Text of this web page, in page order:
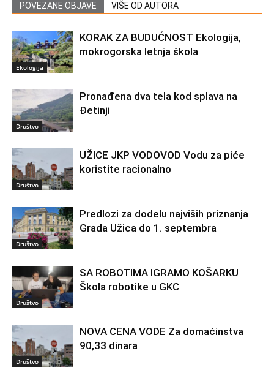
POVEZANE OBJAVE VIŠE OD AUTORA
Ekologija
KORAK ZA BUDUĆNOST Ekologija,
mokrogorska letnja škola
Društvo
Pronađena dva tela kod splava na
Đetinji
Društvo
UŽICE JKP VODOVOD Vodu za piće
koristite racionalno
Društvo
Predlozi za dodelu najviših priznanja
Grada Užica do 1. septembra
Društvo
SA ROBOTIMA IGRAMO KOŠARKU
Škola robotike u GKC
Društvo
NOVA CENA VODE Za domaćinstva
90,33 dinara